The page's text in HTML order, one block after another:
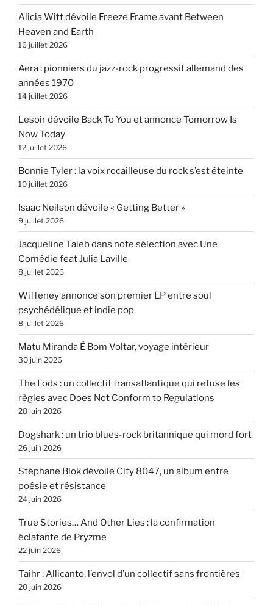
Alicia Witt dévoile Freeze Frame avant Between
Heaven and Earth
16 juillet 2026
Aera : pionniers du jazz-rock progressif allemand des
années 1970
14 juillet 2026
Lesoir dévoile Back To You et annonce Tomorrow Is
Now Today
12 juillet 2026
Bonnie Tyler : la voix rocailleuse du rock s’est éteinte
10 juillet 2026
Isaac Neilson dévoile « Getting Better »
9 juillet 2026
Jacqueline Taieb dans note sélection avec Une
Comédie feat Julia Laville
8 juillet 2026
Wiffeney annonce son premier EP entre soul
psychédélique et indie pop
8 juillet 2026
Matu Miranda É Bom Voltar, voyage intérieur
30 juin 2026
The Fods : un collectif transatlantique qui refuse les
règles avec Does Not Conform to Regulations
28 juin 2026
Dogshark : un trio blues-rock britannique qui mord fort
26 juin 2026
Stéphane Blok dévoile City 8047, un album entre
poésie et résistance
24 juin 2026
True Stories… And Other Lies : la confirmation
éclatante de Pryzme
22 juin 2026
Taihr : Allicanto, l’envol d’un collectif sans frontières
20 juin 2026